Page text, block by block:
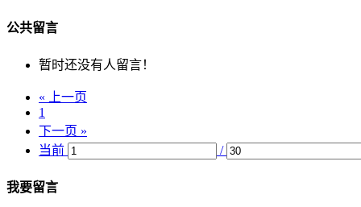
公共留言
暂时还没有人留言！
« 上一页
1
下一页 »
当前
/
我要留言